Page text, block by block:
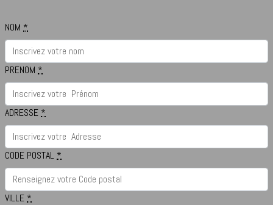
NOM *
PRENOM *
ADRESSE *
CODE POSTAL *
VILLE *